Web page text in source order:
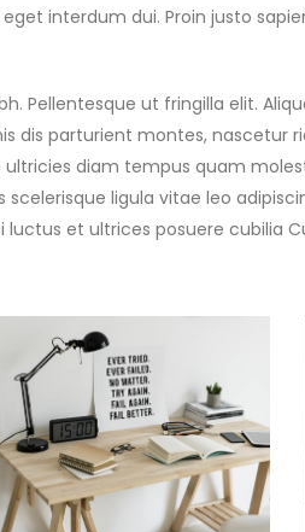
interdum dui. Proin justo
Pellentesque ut fringilla elit.
dis parturient montes, nascetur
diam tempus quam
ligula vitae leo
et ultrices posuere cubilia